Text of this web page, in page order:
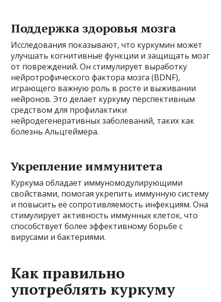
Поддержка здоровья мозга
Исследования показывают, что куркумин может
улучшать когнитивные функции и защищать мозг
от повреждений. Он стимулирует выработку
нейротрофического фактора мозга (BDNF),
играющего важную роль в росте и выживании
нейронов. Это делает куркуму перспективным
средством для профилактики
нейродегенеративных заболеваний, таких как
болезнь Альцгеймера.
Укрепление иммунитета
Куркума обладает иммуномодулирующими
свойствами, помогая укрепить иммунную систему
и повысить её сопротивляемость инфекциям. Она
стимулирует активность иммунных клеток, что
способствует более эффективному борьбе с
вирусами и бактериями.
Как правильно
употреблять куркуму